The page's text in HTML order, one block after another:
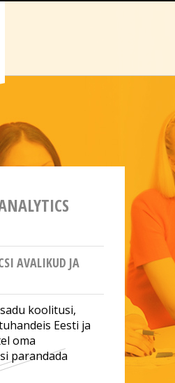
AVALIKUD JA
koolitusi,
Eesti ja
oma
parandada